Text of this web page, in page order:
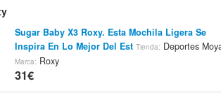
Sugar Baby X3 Roxy. Esta Mochila Ligera Se
Inspira En Lo Mejor Del Est Tienda: Deportes
Marca: Roxy
31€